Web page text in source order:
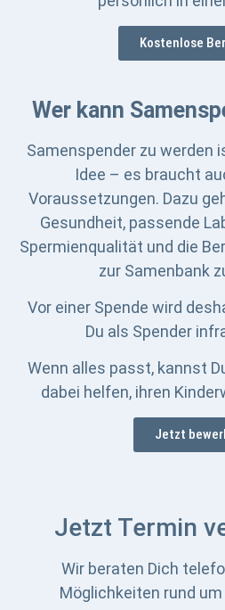
Kostenlose
Wer kann
Samenspender zu werden
Idee – es braucht
Voraussetzungen. Dazu
Gesundheit, passende
Spermienqualität und die
zur Samenbank
Vor einer Spende wird
Du als Spender
Wenn alles passt, kannst
dabei helfen, ihren
Jetzt
Jetzt Termin
Wir beraten Dich
Möglichkeiten rund